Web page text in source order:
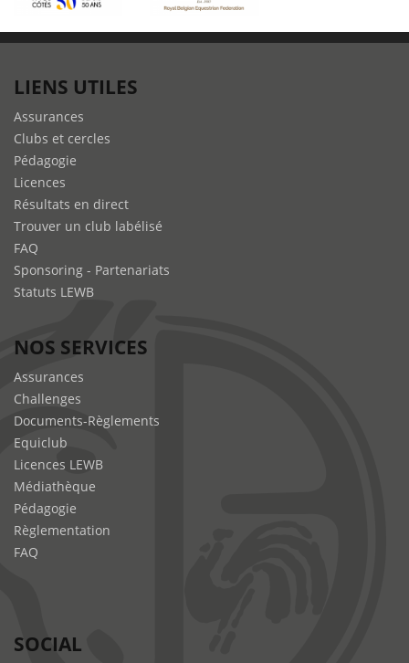
3
renforcement
LIENS UTILES
Assurances
Clubs et cercles
Pédagogie
Licences
Résultats en direct
Trouver un club labélisé
FAQ
Sponsoring - Partenariats
Statuts LEWB
NOS SERVICES
Assurances
Challenges
Documents-Règlements
Equiclub
Licences LEWB
Médiathèque
Pédagogie
Règlementation
FAQ
SOCIAL